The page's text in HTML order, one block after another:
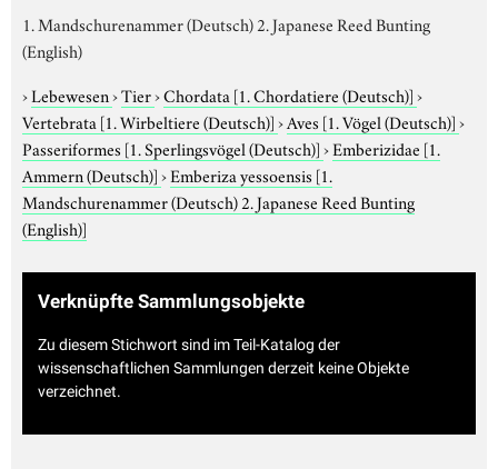
1. Mandschurenammer (Deutsch) 2. Japanese Reed Bunting
(English)
›Lebewesen›Tier›Chordata [1. Chordatiere (Deutsch)]›
Vertebrata [1. Wirbeltiere (Deutsch)]›Aves [1. Vögel (Deutsch)]›
Passeriformes [1. Sperlingsvögel (Deutsch)]›Emberizidae [1.
Ammern (Deutsch)]›Emberiza yessoensis [1.
Mandschurenammer (Deutsch) 2. Japanese Reed Bunting
(English)]
Verknüpfte Sammlungsobjekte
Zu diesem Stichwort sind im Teil-Katalog der
wissenschaftlichen Sammlungen derzeit keine Objekte
verzeichnet.